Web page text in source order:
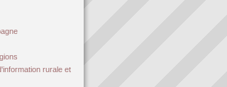
rurale et